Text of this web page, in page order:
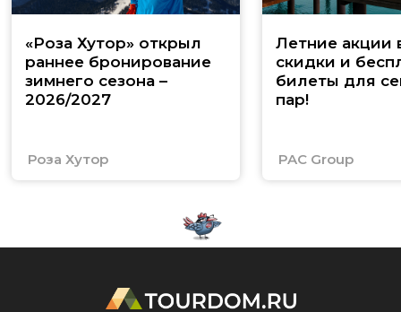
«Роза Хутор» открыл
раннее бронирование
зимнего сезона –
2026/2027
Роза Хутор
Летние акции
скидки и
билеты для
пар!
PAC Group